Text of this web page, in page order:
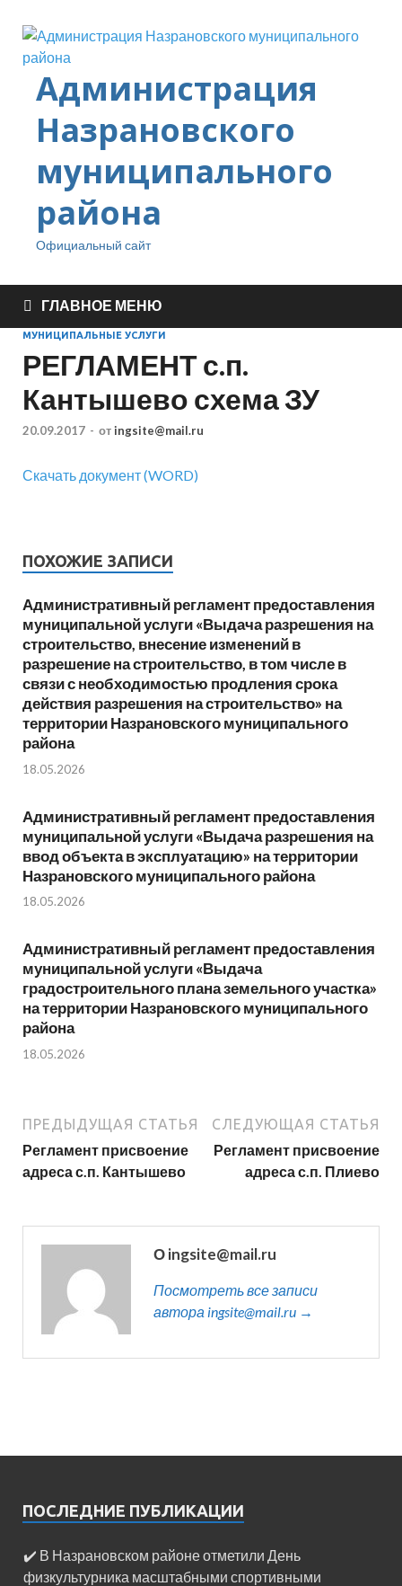
Администрация
Назрановского
муниципального
района
Официальный сайт
ГЛАВНОЕ МЕНЮ
МУНИЦИПАЛЬНЫЕ УСЛУГИ
РЕГЛАМЕНТ с.п.
Кантышево схема ЗУ
20.09.2017 - от ingsite@mail.ru
Скачать документ (WORD)
ПОХОЖИЕ ЗАПИСИ
Административный регламент предоставления
муниципальной услуги «Выдача разрешения на
строительство, внесение изменений в
разрешение на строительство, в том числе в
связи с необходимостью продления срока
действия разрешения на строительство» на
территории Назрановского муниципального
района
18.05.2026
Административный регламент предоставления
муниципальной услуги «Выдача разрешения на
ввод объекта в эксплуатацию» на территории
Назрановского муниципального района
18.05.2026
Административный регламент предоставления
муниципальной услуги «Выдача
градостроительного плана земельного участка»
на территории Назрановского муниципального
района
18.05.2026
ПРЕДЫДУЩАЯ СТАТЬЯ
Регламент присвоение
адреса с.п. Кантышево
СЛЕДУЮЩАЯ СТАТЬЯ
Регламент присвоение
адреса с.п. Плиево
О ingsite@mail.ru
Посмотреть все записи
автора ingsite@mail.ru →
ПОСЛЕДНИЕ ПУБЛИКАЦИИ
✔️ В Назрановском районе отметили День
физкультурника масштабными спортивными